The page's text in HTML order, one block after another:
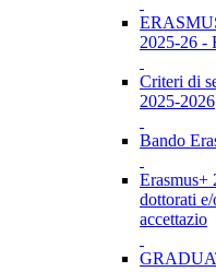
2025-26 -
Criteri di
2025-2026
Bando
Erasmus+
dottorati
accettazio